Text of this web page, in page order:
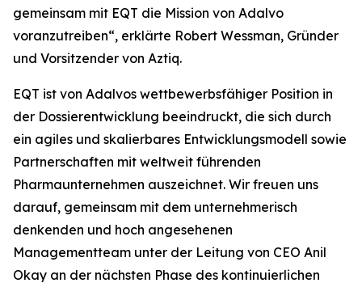
gemeinsam mit EQT die Mission von Adalvo
voranzutreiben“, erklärte Robert Wessman, Gründer
und Vorsitzender von Aztiq.
EQT ist von Adalvos wettbewerbsfähiger Position in
der Dossierentwicklung beeindruckt, die sich durch
ein agiles und skalierbares Entwicklungsmodell sowie
Partnerschaften mit weltweit führenden
Pharmaunternehmen auszeichnet. Wir freuen uns
darauf, gemeinsam mit dem unternehmerisch
denkenden und hoch angesehenen
Managementteam unter der Leitung von CEO Anil
Okay an der nächsten Phase des kontinuierlichen